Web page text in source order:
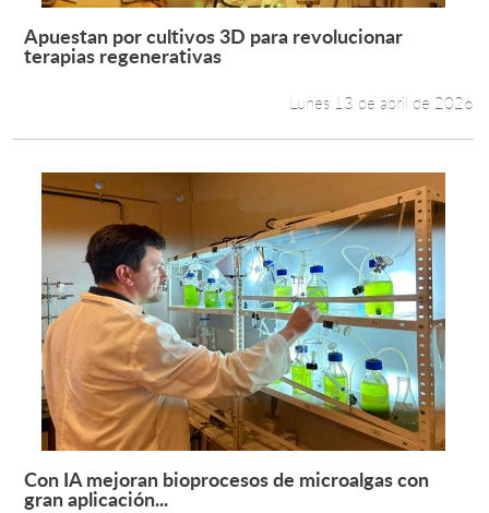
Leer más +
Apuestan por cultivos 3D para revolucionar
terapias regenerativas
Lunes 13 de abril de 2026
Leer más +
Con IA mejoran bioprocesos de microalgas con
gran aplicación...